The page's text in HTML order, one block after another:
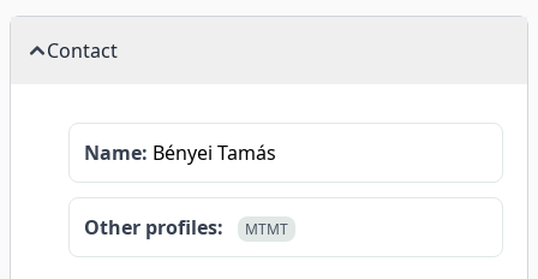
Contact
Name: Bényei Tamás
Other profiles: MTMT